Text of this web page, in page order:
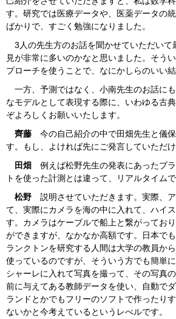
す。研究では医療データや、医薬データの
ばかりで、すごく勉強になりました。
3人の先生方のお話を聞かせていただいて
見が非常に多いのかなと思いました。そう
プローチを使うことで、なにかしらのいい
一方、予測ではなく、小南先生のお話に
なモデルとして表現する際に、いわゆる古
ぞよろしくお願いいたします。
齊藤 今の自己紹介の中で田畑先生と儀
す。もし、よければ先にご発言していただ
田畑
例えば松野先生の発表にあったプ
トを使った計測とは違って、リアルタイム
松野 説明させていただきます。実際、
て、実際にカメラを海の中に入れて、ハイ
す。カメラはケーブルで船上と繋がってお
ができますが、なかなか高額です。日本で
ランクトンを研究する人間は大学の教員か
使っているのですが、そういう方でも簡単
シャーレに入れて写真を撮って、その写真
前に与えてある教師データを使い、自動で
ランドとかでもフリーのソフトで作ったり
ないかと今考えているというレべルです。